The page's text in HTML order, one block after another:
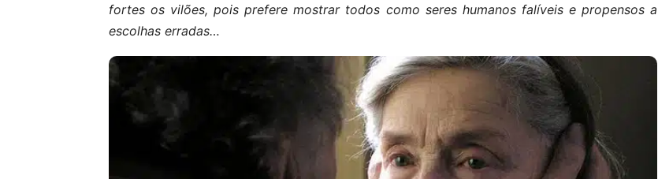
fortes os vilões, pois prefere mostrar todos como seres humanos falíveis e propensos a
escolhas erradas…